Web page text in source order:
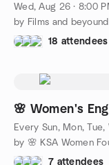
Wed, Aug 26 · 8:00
by Films and beyound
18 attendees
🌸 Women's
Every Sun, Mon,
by 🌸 KSA Women
7 attendees